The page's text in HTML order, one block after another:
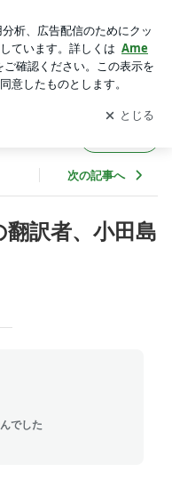
通知
を受け取りまし
開く
次の記事へ
訳者、小田島
でした